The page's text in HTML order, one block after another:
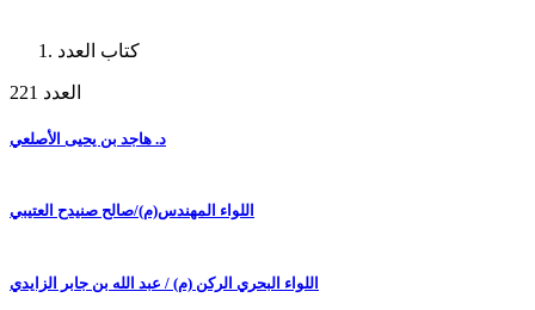
كتاب العدد
العدد 221
د. هاجد بن يحيى الأصلعي
اللواء المهندس(م)/صالح صنيدح العتيبي
اللواء البحري الركن (م) / عبد الله بن جابر الزايدي